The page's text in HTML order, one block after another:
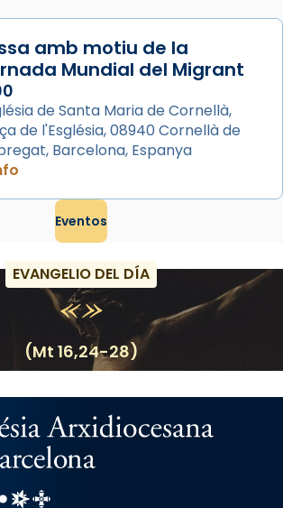
són filles de l’antiga Iluro.
les relíq
· Share
amb motiu de la
Mundial del Migrant
de Santa Maria de Cornellà,
de l'Església, 08940 Cornellà de
Barcelona, Espanya
Eventos
EVANGELIO DEL DÍA
(Mt 16,24-28)
Radio Estel
Catalunya Cristiana